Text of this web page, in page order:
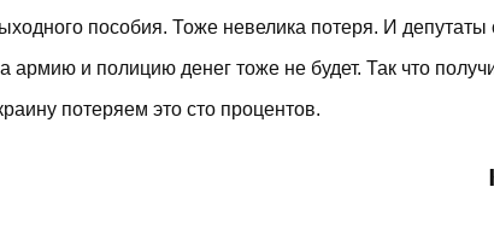
пособия. Тоже невелика потеря. И депутаты
армию и полицию денег тоже не будет. Так что
потеряем это сто процентов.